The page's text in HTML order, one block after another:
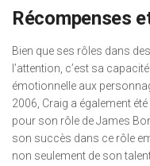
Récompenses
Bien que ses rôles dans
l’attention, c’est sa
émotionnelle aux
2006, Craig a également
pour son rôle de James
son succès dans ce rôle
non seulement de son